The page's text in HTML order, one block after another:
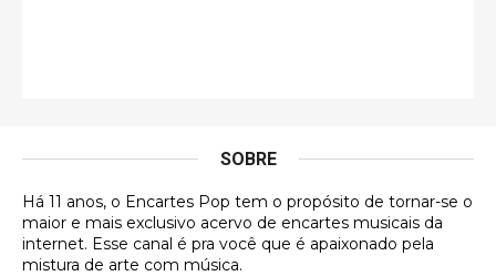
DVD MIDINHO
Francierton
SOBRE
Há 11 anos, o Encartes Pop tem o propósito de tornar-se o
maior e mais exclusivo acervo de encartes musicais da
internet. Esse canal é pra você que é apaixonado pela
mistura de arte com música.